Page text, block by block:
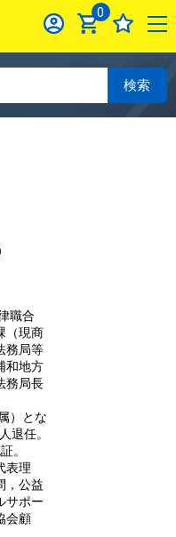
0
検索
職合
（現商
務局等
和地方
務局長
）とな
退任。
。
表理
，公益
サポー
会顧